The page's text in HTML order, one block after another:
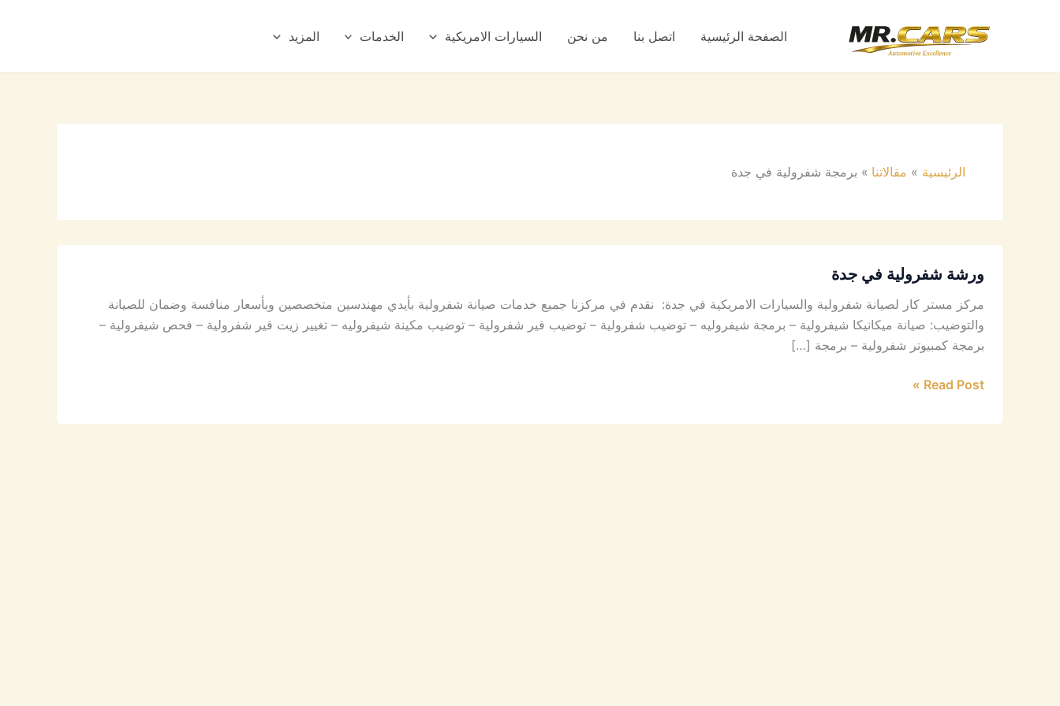
الصفحة الرئيسية اتصل بنا من نحن السيارات الامريكية الخدمات المزيد
الرئيسية مقالاتنا برمجة شفرولية في جدة
ورشة شفرولية في جدة
مركز مستر كار لصيانة شفرولية والسيارات الامريكية في جدة: نقدم في مركزنا جميع خدمات صيانة شفرولية بأيدي مهندسين متخصصين وبأسعار منافسة وضمان للصيانة
والتوضيب: صيانة ميكانيكا شيفرولية – برمجة شيفروليه – توضيب شفرولية – توضيب قير شفرولية – توضيب مكينة شيفروليه – تغيير زيت قير شفرولية – فحص شيفرولية –
برمجة كمبيوتر شفرولية – برمجة […]
Read Post »